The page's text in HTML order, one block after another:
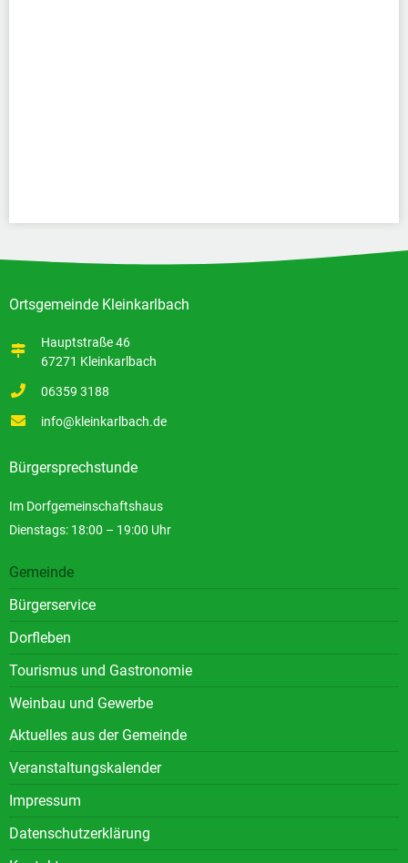
Ortsgemeinde Kleinkarlbach
Hauptstraße 46
67271 Kleinkarlbach
06359 3188
info@kleinkarlbach.de
Bürgersprechstunde
Im Dorfgemeinschaftshaus
Dienstags: 18:00 – 19:00 Uhr
Gemeinde
Bürgerservice
Dorfleben
Tourismus und Gastronomie
Weinbau und Gewerbe
Aktuelles aus der Gemeinde
Veranstaltungskalender
Impressum
Datenschutzerklärung